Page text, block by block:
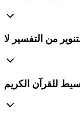
من التفسير لا
للقرآن الكريم